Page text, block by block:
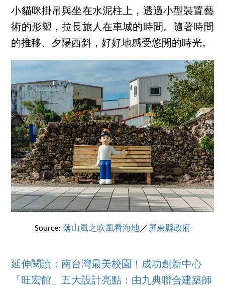
小貓咪掛吊與坐在水泥柱上，透過小型裝置藝
術的形塑，拉長旅人在車城的時間。隨著時間
的推移、夕陽西斜，好好地感受悠閒的時光。
Source: 落山風之吹風看海地／ 屏東縣政府
延伸閱讀：南台灣最美校園！成功創新中心
「旺宏館」五大設計亮點：由九典聯合建築師